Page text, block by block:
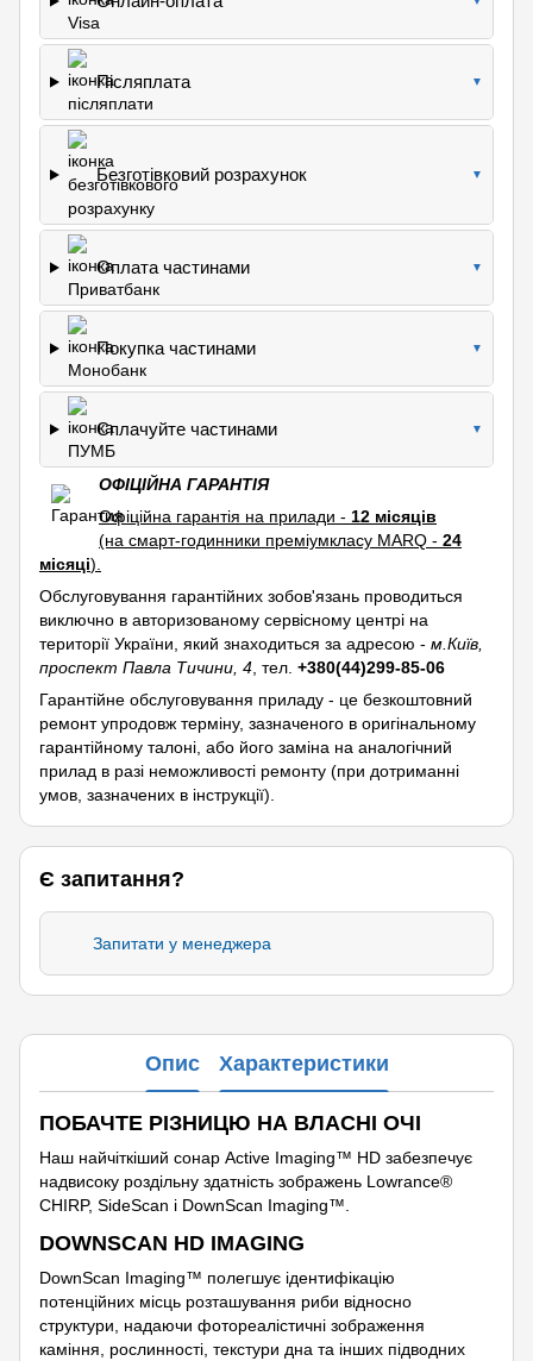
Післяплата ▼
Безготівковий розрахунок ▼
Оплата частинами ▼
Покупка частинами ▼
Сплачуйте частинами ▼
ОФІЦІЙНА ГАРАНТІЯ
Офіційна гарантія на прилади - 12 місяців
(на смарт-годинники преміумкласу MARQ - 24
місяці).
Обслуговування гарантійних зобов'язань проводиться
виключно в авторизованому сервісному центрі на
території України, який знаходиться за адресою - м.Київ,
проспект Павла Тичини, 4 , тел. +380(44)299-85-06
Гарантійне обслуговування приладу - це безкоштовний
ремонт упродовж терміну, зазначеного в оригінальному
гарантійному талоні, або його заміна на аналогічний
прилад в разі неможливості ремонту (при дотриманні
умов, зазначених в інструкції).
Є запитання?
Запитати у менеджера
Опис Характеристики
ПОБАЧТЕ РІЗНИЦЮ НА ВЛАСНІ ОЧІ
Наш найчіткіший сонар Active Imaging™ HD забезпечує
надвисоку роздільну здатність зображень Lowrance®
CHIRP, SideScan і DownScan Imaging™.
DOWNSCAN HD IMAGING
DownScan Imaging™ полегшує ідентифікацію
потенційних місць розташування риби відносно
структури, надаючи фотореалістичні зображення
каміння, рослинності, текстури дна та інших підводних